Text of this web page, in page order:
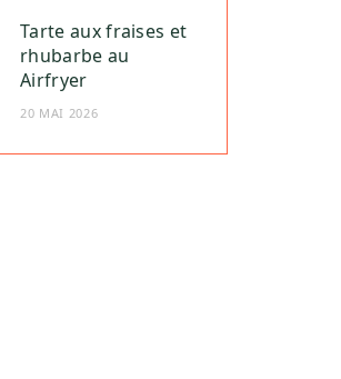
Tarte aux fraises et
rhubarbe au
Airfryer
20 MAI 2026